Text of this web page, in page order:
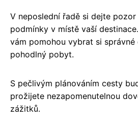
V neposlední řadě si dejte
podmínky v místě vaší
vám pomohou vybrat si
pohodlný pobyt.
S pečlivým plánováním cesty
prožijete nezapomenutelnou
zážitků.